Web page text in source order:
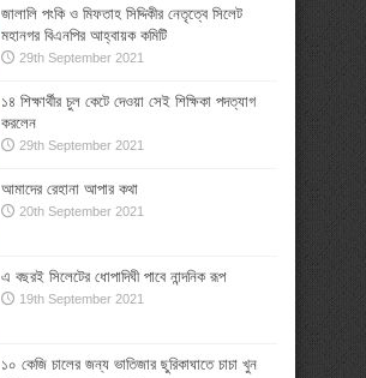
জালালি পংকি ও মিফতাহ সিদ্দিকীর নেতৃত্বে সিলেট
মহানগর বিএনপির আহ্বায়ক কমিটি
29th September 2021
১৪ শিক্ষার্থীর চুল কেটে দেওয়া সেই শিক্ষিকা পদত্যাগ
করলেন
29th September 2021
আমাদের রেহানা আপার কথা
20th September 2021
এ বছরই সিলেটের ধোপাদিঘী পাবে নান্দনিক রূপ
19th September 2021
১০ কেজি চালের জন্য ভাতিজার ছুরিকাঘাতে চাচা খুন